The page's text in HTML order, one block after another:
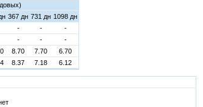
367 дн 731 дн 1098 дн
- -
-
- -
-
8.70 7.70
6.70
8.37 7.18 6.12